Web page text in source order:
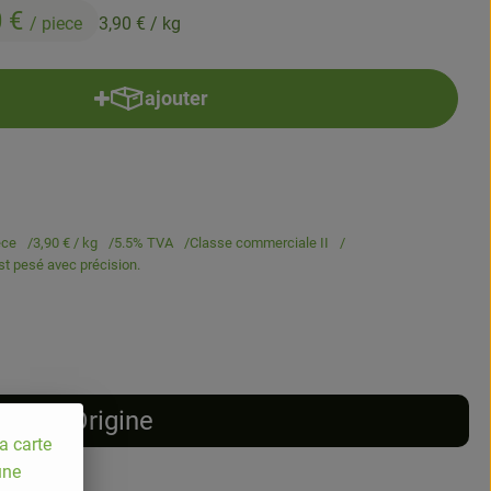
€ / piece 3,90 € / kg
ajouter
Ajouter le produit au panier
3,90 € / kg 5.5% TVA
Classe commerciale II
pesé avec précision.
Origine
carte